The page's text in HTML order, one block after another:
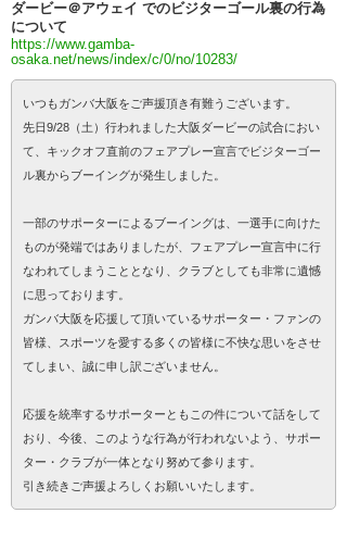
ダービー＠アウェイ でのビジターゴール裏の行為
について
https://www.gamba-
osaka.net/news/index/c/0/no/10283/
いつもガンバ大阪をご声援頂き有難うございます。
先日9/28（土）行われました大阪ダービーの試合におい
て、キックオフ直前のフェアプレー宣言でビジターゴー
ル裏からブーイングが発生しました。
一部のサポーターによるブーイングは、一選手に向けた
ものが発端ではありましたが、フェアプレー宣言中に行
なわれてしまうこととなり、クラブとしても非常に遺憾
に思っております。
ガンバ大阪を応援して頂いているサポーター・ファンの
皆様、スポーツを愛する多くの皆様に不快な思いをさせ
てしまい、誠に申し訳ございません。
応援を統率するサポーターともこの件について話をして
おり、今後、このような行為が行われないよう、サポー
ター・クラブが一体となり努めて参ります。
引き続きご声援よろしくお願いいたします。